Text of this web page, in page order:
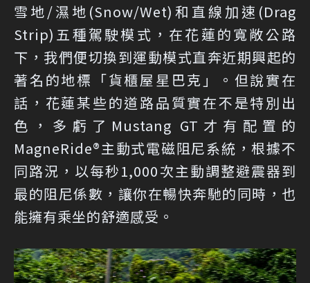
雪地/濕地(Snow/Wet)和直線加速(Drag
Strip)五種駕駛模式，在花蓮的寬敞公路
下，我們便切換到運動模式直奔近期興起的
著名的地標「貨櫃屋星巴克」。但說實在
話，花蓮某些的道路品質實在不是特別出
色，多虧了Mustang GT才有配置的
MagneRide®主動式電磁阻尼系統，根據不
同路況，以每秒1,000次主動調整避震器到
最的阻尼係數，讓你在暢快奔馳的同時，也
能擁有乘坐的舒適感受。